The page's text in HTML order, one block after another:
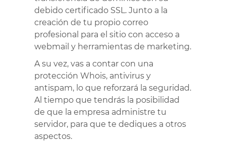
debido certificado SSL. Junto a la
creación de tu propio correo
profesional para el sitio con acceso a
webmail y herramientas de marketing.
A su vez, vas a contar con una
protección Whois, antivirus y
antispam, lo que reforzará la seguridad.
Al tiempo que tendrás la posibilidad
de que la empresa administre tu
servidor, para que te dediques a otros
aspectos.